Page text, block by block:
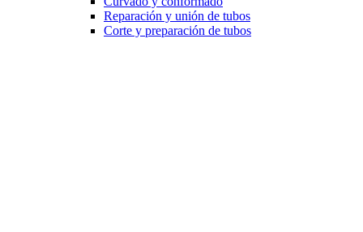
Reparación y unión de tubos
Corte y preparación de tubos